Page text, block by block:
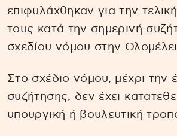
επιφυλάχθηκαν για την
τους κατά την σημερινή
σχεδίου νόμου στην
Στο σχέδιο νόμου, μέχρι την
συζήτησης, δεν έχει
υπουργική ή βουλευτική